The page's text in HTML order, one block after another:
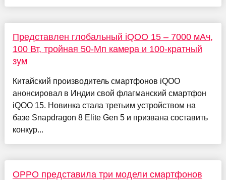
Представлен глобальный iQOO 15 – 7000 мАч,
100 Вт, тройная 50-Мп камера и 100-кратный
зум
Китайский производитель смартфонов iQOO
анонсировал в Индии свой флагманский смартфон
iQOO 15. Новинка стала третьим устройством на
базе Snapdragon 8 Elite Gen 5 и призвана составить
конкур...
OPPO представила три модели смартфонов